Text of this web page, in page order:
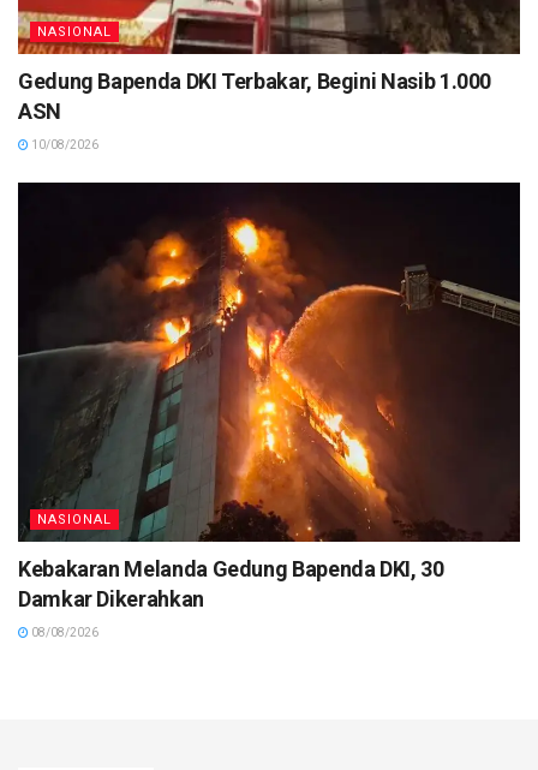
NASIONAL
Gedung Bapenda DKI Terbakar, Begini Nasib 1.000
ASN
10/08/2026
NASIONAL
Kebakaran Melanda Gedung Bapenda DKI, 30
Damkar Dikerahkan
08/08/2026